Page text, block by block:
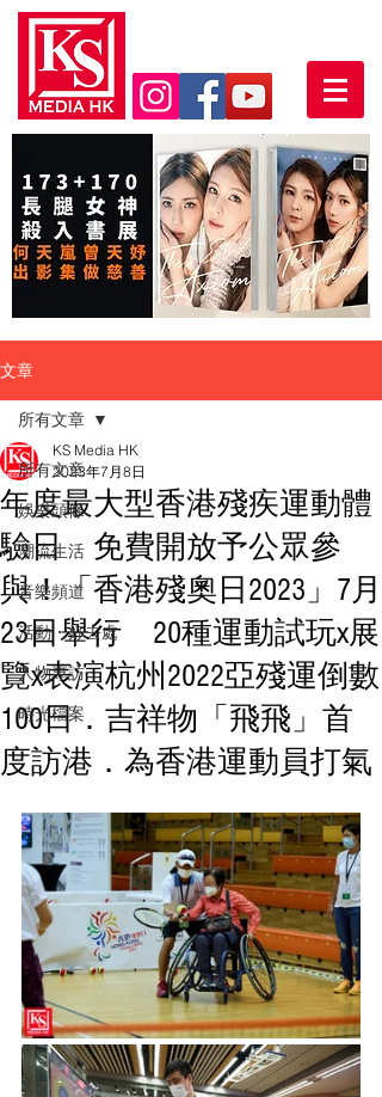
文章
所有文章
娛樂頭條
潮流生活
音樂頻道
活動・好去處
人物專訪
時光檔案
所有文章
年度最大型香港殘疾運動體
驗日 免費開放予公眾參
與！「香港殘奧日2023」7月
23日舉行 20種運動試玩x展
覽x表演杭州2022亞殘運倒數
100日．吉祥物「飛飛」首
度訪港．為香港運動員打氣
KS Media HK
2023年7月8日